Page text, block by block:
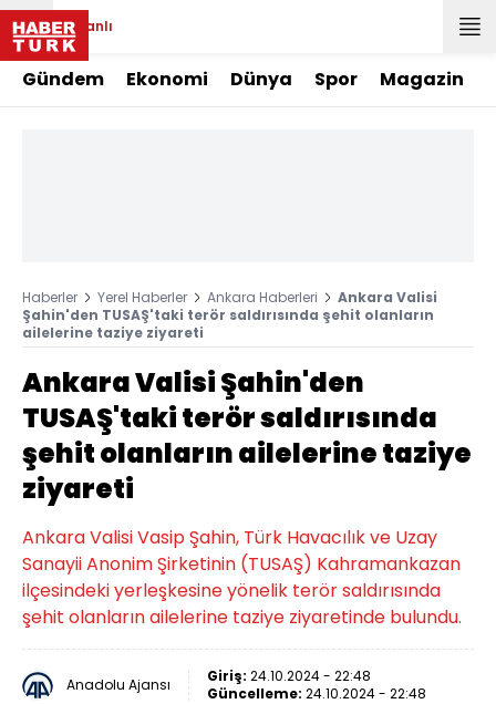
Canlı
Gündem Ekonomi Dünya Spor Magazin
Haberler Yerel Haberler Ankara Haberleri
Ankara Valisi
Şahin'den TUSAŞ'taki terör saldırısında şehit olanların
ailelerine taziye ziyareti
Ankara Valisi Şahin'den
TUSAŞ'taki terör saldırısında
şehit olanların ailelerine taziye
ziyareti
Ankara Valisi Vasip Şahin, Türk Havacılık ve Uzay
Sanayii Anonim Şirketinin (TUSAŞ) Kahramankazan
ilçesindeki yerleşkesine yönelik terör saldırısında
şehit olanların ailelerine taziye ziyaretinde bulundu.
Anadolu Ajansı Giriş: 24.10.2024 - 22:48
Güncelleme: 24.10.2024 - 22:48